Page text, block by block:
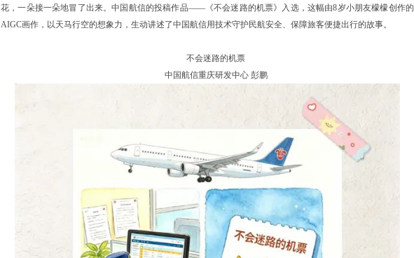
花，一朵接一朵地冒了出来。中国航信的投稿作品——《不会迷路的机票》入选，这幅由8岁小朋友檬檬创作的
AIGC画作，以天马行空的想象力，生动讲述了中国航信用技术守护民航安全、保障旅客便捷出行的故事。
不会迷路的机票
中国航信重庆研发中心 彭鹏